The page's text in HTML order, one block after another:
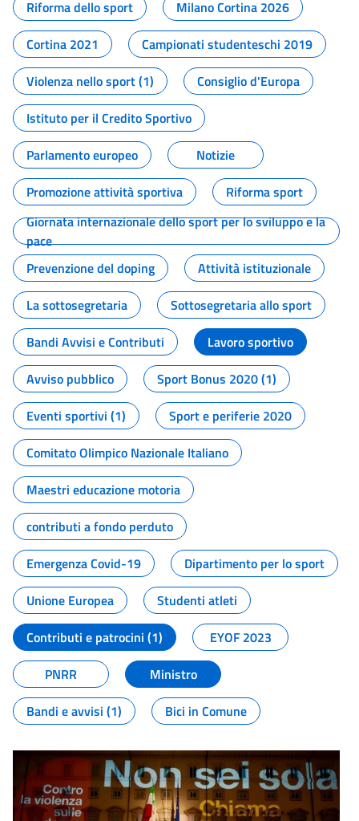
Riforma dello sport
Milano Cortina 2026
Cortina 2021
Campionati studenteschi 2019
Violenza nello sport (1)
Consiglio d'Europa
Istituto per il Credito Sportivo
Parlamento europeo
Notizie
Promozione attività sportiva
Riforma sport
Giornata internazionale dello sport per lo sviluppo e la
pace
Prevenzione del doping
Attività istituzionale
La sottosegretaria
Sottosegretaria allo sport
Bandi Avvisi e Contributi
Lavoro sportivo
Avviso pubblico
Sport Bonus 2020 (1)
Eventi sportivi (1)
Sport e periferie 2020
Comitato Olimpico Nazionale Italiano
Maestri educazione motoria
contributi a fondo perduto
Emergenza Covid-19
Dipartimento per lo sport
Unione Europea
Studenti atleti
Contributi e patrocini (1)
EYOF 2023
PNRR
Ministro
Bandi e avvisi (1)
Bici in Comune